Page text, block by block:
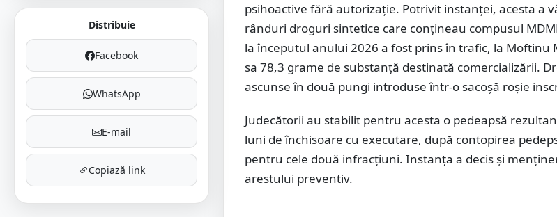
Distribuie
Facebook
WhatsApp
E-mail
Copiază link
psihoactive fără autorizație. Potrivit instanței, acesta a
rânduri droguri sintetice care conțineau compusul
la începutul anului 2026 a fost prins în trafic, la Moftinu
sa 78,3 grame de substanță destinată comercializării.
ascunse în două pungi introduse într-o sacoșă roșie
Judecătorii au stabilit pentru acesta o pedeapsă
luni de închisoare cu executare, după contopirea
pentru cele două infracțiuni. Instanța a decis și
arestului preventiv.